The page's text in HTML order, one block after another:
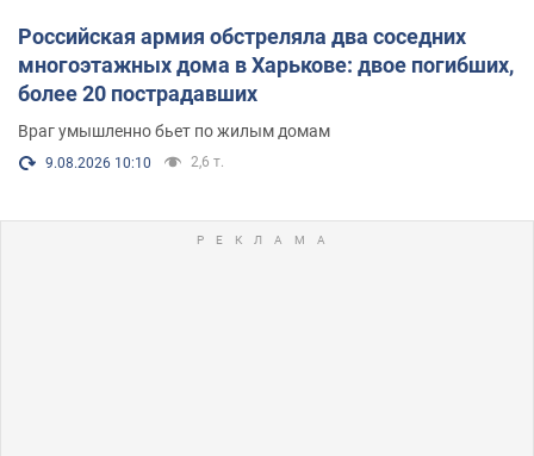
Российская армия обстреляла два соседних
многоэтажных дома в Харькове: двое погибших,
более 20 пострадавших
Враг умышленно бьет по жилым домам
9.08.2026 10:10 2,6 т.